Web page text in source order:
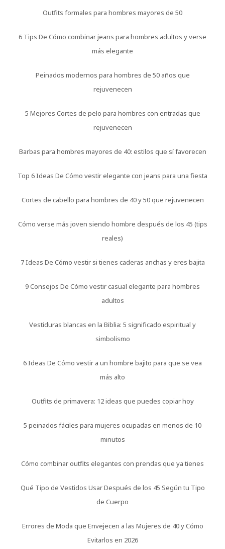
Outfits formales para hombres mayores de 50
6 Tips De Cómo combinar jeans para hombres adultos y verse
más elegante
Peinados modernos para hombres de 50 años que
rejuvenecen
5 Mejores Cortes de pelo para hombres con entradas que
rejuvenecen
Barbas para hombres mayores de 40: estilos que sí favorecen
Top 6 Ideas De Cómo vestir elegante con jeans para una fiesta
Cortes de cabello para hombres de 40 y 50 que rejuvenecen
Cómo verse más joven siendo hombre después de los 45 (tips
reales)
7 Ideas De Cómo vestir si tienes caderas anchas y eres bajita
9 Consejos De Cómo vestir casual elegante para hombres
adultos
Vestiduras blancas en la Biblia: 5 significado espiritual y
simbolismo
6 Ideas De Cómo vestir a un hombre bajito para que se vea
más alto
Outfits de primavera: 12 ideas que puedes copiar hoy
5 peinados fáciles para mujeres ocupadas en menos de 10
minutos
Cómo combinar outfits elegantes con prendas que ya tienes
Qué Tipo de Vestidos Usar Después de los 45 Según tu Tipo
de Cuerpo
Errores de Moda que Envejecen a las Mujeres de 40 y Cómo
Evitarlos en 2026